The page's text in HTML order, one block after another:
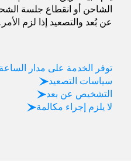
الشاحن أو انقطاع جلسة
عن بُعد والتصعيد إذا لزم الأمر.
توفر الخدمة على مدار الساعة
سياسات التصعيد
التشخيص عن بعد
لا يلزم إجراء مكالمة